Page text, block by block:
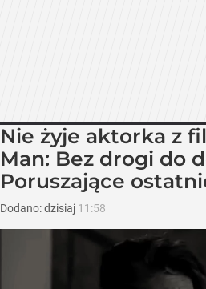
Nie żyje aktorka z
Man: Bez drogi do
Poruszające
Dodano:dzisiaj 11:58